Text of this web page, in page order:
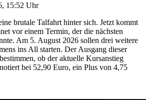
15:52 Uhr
brutale Talfahrt hinter sich. Jetzt kommt
vor einem Termin, der die nächsten
Am 5. August 2026 sollen drei weitere
ins All starten. Der Ausgang dieser
ob der aktuelle Kursanstieg
bei 52,90 Euro, ein Plus von 4,75